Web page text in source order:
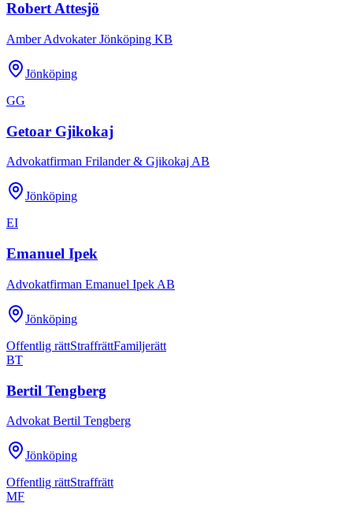
Robert Attesjö
Amber Advokater Jönköping KB
Jönköping
GG
Getoar Gjikokaj
Advokatfirman Frilander & Gjikokaj AB
Jönköping
EI
Emanuel Ipek
Advokatfirman Emanuel Ipek AB
Jönköping
Offentlig rättStraffrättFamiljerätt
BT
Bertil Tengberg
Advokat Bertil Tengberg
Jönköping
Offentlig rättStraffrätt
MF